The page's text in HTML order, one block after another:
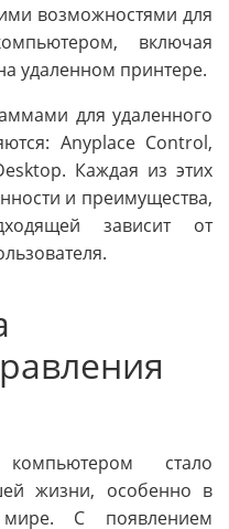
возможностями для
включая
удаленном принтере.
для удаленного
Anyplace Control,
Каждая из этих
и преимущества,
зависит от
стало
жизни, особенно в
С появлением